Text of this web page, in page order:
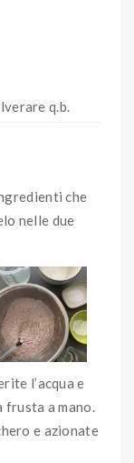
q.b.
che
nelle due
l’acqua e
a mano.
e azionate